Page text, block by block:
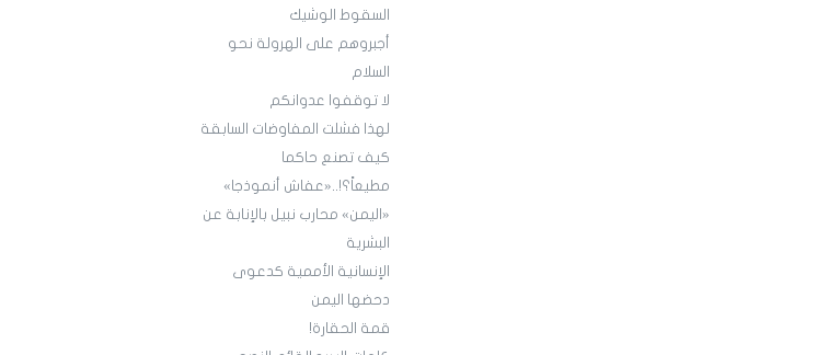
السقوط الوشيك
أجبروهم على الهرولة نحو
السلام
لا توقفوا عدوانكم
لهذا فشلت المفاوضات السابقة
كيف تصنع حاكما
مطيعاً؟!..«عفاش أنموذجا»
«اليمن» محارب نبيل بالإنابة عن
البشرية
الإنسانية الأممية كدعوى
دحضها اليمن
قمة الحقارة!